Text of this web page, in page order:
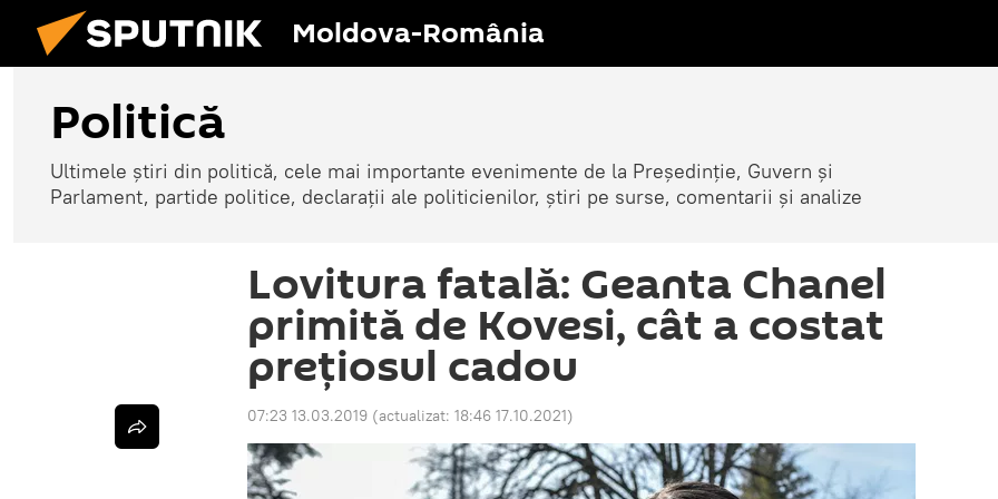
Moldova-România
Politică
Ultimele știri din politică, cele mai importante evenimente de la Președinție, Guvern și
Parlament, partide politice, declarații ale politicienilor, știri pe surse, comentarii și analize
Lovitura fatală: Geanta Chanel
primită de Kovesi, cât a costat
prețiosul cadou
07:23 13.03.2019 (actualizat: 18:46 17.10.2021)